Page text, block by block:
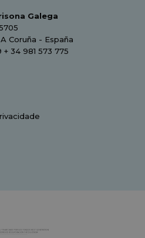
Galega
Coruña - España
34 981 573 775